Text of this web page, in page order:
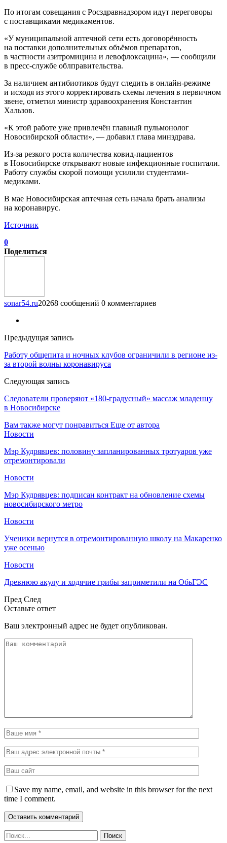
По итогам совещания с Росздравнадзором идут переговоры
с поставщиками медикаментов.
«У муниципальной аптечной сети есть договорённость
на поставки дополнительных объёмов препаратов,
в частности азитромицина и левофлоксацина», — сообщили
в пресс-службе облправительства.
За наличием антибиотиков будут следить в онлайн-режиме
и исходя из этого корректировать схемы лечения в первичном
звене, отметил министр здравоохранения Константин
Хальзов.
«К этой работе уже привлечён главный пульмонолог
Новосибирской области», — добавил глава минздрава.
Из-за резкого роста количества ковид-пациентов
в Новосибирске открывают новые инфекционные госпитали.
Работу службы скорой помощи усилили студентами-
медиками.
В мае Новосибирская аптечная сеть начала брать анализы
на коронавирус.
Источник
0
Поделиться
sonar54.ru20268 сообщений 0 комментариев
Предыдущая запись
Работу общепита и ночных клубов ограничили в регионе из-
за второй волны коронавируса
Следующая запись
Следователи проверяют «180-градусный» массаж младенцу
в Новосибирске
Вам также могут понравиться Еще от автора
Новости
Мэр Кудрявцев: половину запланированных тротуаров уже
отремонтировали
Новости
Мэр Кудрявцев: подписан контракт на обновление схемы
новосибирского метро
Новости
Ученики вернутся в отремонтированную школу на Макаренко
уже осенью
Новости
Древнюю акулу и ходячие грибы заприметили на ОбьГЭС
Пред След
Оставьте ответ
Ваш электронный адрес не будет опубликован.
Save my name, email, and website in this browser for the next
time I comment.